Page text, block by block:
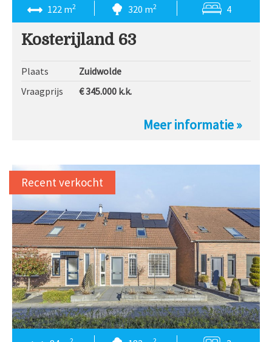
122 m2 320 m2 4
Kosterijland 63
Plaats
Zuidwolde
Vraagprijs
€ 345.000 k.k.
Meer informatie »
Recent verkocht